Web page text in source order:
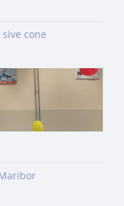
cone